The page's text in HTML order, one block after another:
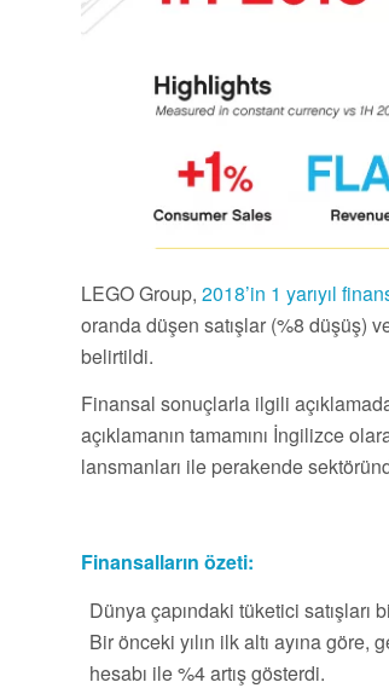
LEGO Group, 2018’in 1 yarıyıl
oranda düşen satışlar (%8 düşüş)
belirtildi.
Finansal sonuçlarla ilgili
açıklamanın tamamını İngilizce
lansmanları ile perakende
Finansalların özeti:
Dünya çapındaki tüketici satışları
Bir önceki yılın ilk altı ayına
hesabı ile %4 artış gösterdi.